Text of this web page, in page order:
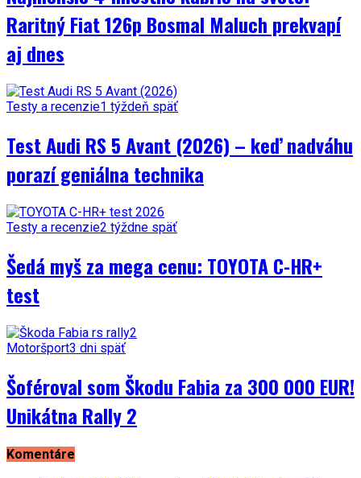
Raritný Fiat 126p Bosmal Maluch prekvapí
aj dnes
Testy a recenzie1 týždeň späť
Test Audi RS 5 Avant (2026) – keď nadváhu
porazí geniálna technika
Testy a recenzie2 týždne späť
Šedá myš za mega cenu: TOYOTA C-HR+
test
Motoršport3 dni späť
Šoféroval som Škodu Fabia za 300 000 EUR!
Unikátna Rally 2
Komentáre